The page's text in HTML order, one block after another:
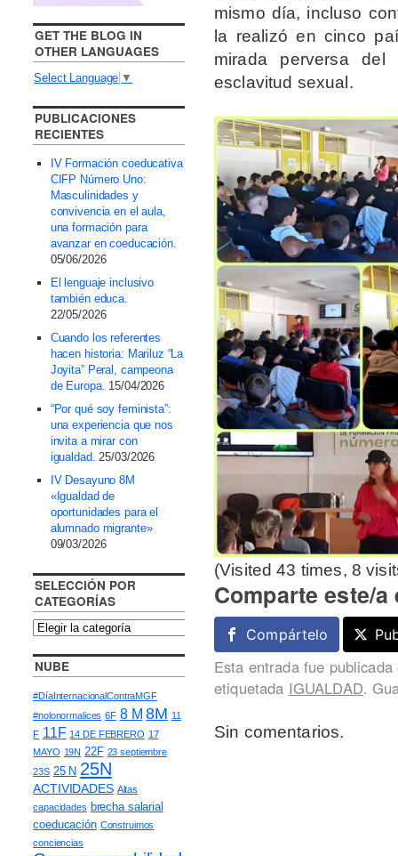
mismo día, incluso
la realizó en cinco
mirada perversa
esclavitud sexual.
(Visited 43 times, 8
Comparte este/a
Compártelo
Esta entrada fue
etiquetada IGUALDAD.
Sin comentarios.
GET THE BLOG IN
OTHER LANGUAGES
Select Language ▼
PUBLICACIONES
RECIENTES
IV Formación coeducativa
CIFP Número Uno:
Masculinidades y
convivencia en el aula,
una formación para
avanzar en coeducación.
05/06/2026
El lenguaje inclusivo
también educa.
22/05/2026
Cuando los referentes
hacen historia: Mariluz “La
Joyita” Peral, campeona
de Europa. 15/04/2026
“Por qué soy feminista”:
una experiencia que nos
invita a mirar con
igualdad. 25/03/2026
IV Desayuno 8M
«Igualdad de
oportunidades para el
alumnado migrante»
09/03/2026
SELECCIÓN POR
CATEGORÍAS
NUBE
#DíaInternacionalContraMGF
#nolonormalices 6F 8 M 8M 11
F 11F 14 DE FEBRERO 17
MAYO 19N 22F 23 septiembre
23S 25 N 25N
ACTIVIDADES Altas
capacidades brecha salarial
coeducación Construimos
conciencias